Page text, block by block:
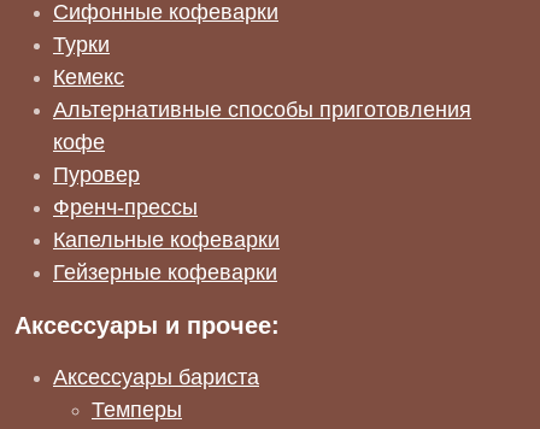
Сифонные кофеварки
Турки
Кемекс
Альтернативные способы приготовления
кофе
Пуровер
Френч-прессы
Капельные кофеварки
Гейзерные кофеварки
Аксессуары и прочее:
Аксессуары бариста
Темперы